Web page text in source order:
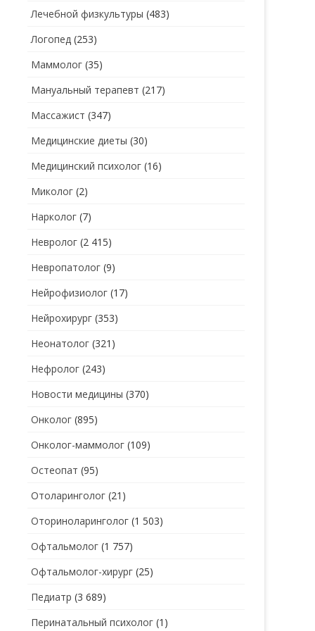
Лечебной физкультуры (483)
Логопед (253)
Маммолог (35)
Мануальный терапевт (217)
Массажист (347)
Медицинские диеты (30)
Медицинский психолог (16)
Миколог (2)
Нарколог (7)
Невролог (2 415)
Невропатолог (9)
Нейрофизиолог (17)
Нейрохирург (353)
Неонатолог (321)
Нефролог (243)
Новости медицины (370)
Онколог (895)
Онколог-маммолог (109)
Остеопат (95)
Отоларинголог (21)
Оториноларинголог (1 503)
Офтальмолог (1 757)
Офтальмолог-хирург (25)
Педиатр (3 689)
Перинатальный психолог (1)